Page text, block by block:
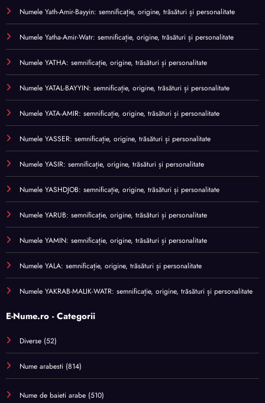
Numele Yath-Amir-Bayyin: semnificație, origine, trăsături și personalitate
Numele Yatha-Amir-Watr: semnificație, origine, trăsături și personalitate
Numele YATHA: semnificație, origine, trăsături și personalitate
Numele YATAL-BAYYIN: semnificație, origine, trăsături și personalitate
Numele YATA-AMIR: semnificație, origine, trăsături și personalitate
Numele YASSER: semnificație, origine, trăsături și personalitate
Numele YASIR: semnificație, origine, trăsături și personalitate
Numele YASHDJOB: semnificație, origine, trăsături și personalitate
Numele YARUB: semnificație, origine, trăsături și personalitate
Numele YAMIN: semnificație, origine, trăsături și personalitate
Numele YALA: semnificație, origine, trăsături și personalitate
Numele YAKRAB-MALIK-WATR: semnificație, origine, trăsături și personalitate
E-Nume.ro - Categorii
Diverse (52)
Nume arabesti (814)
Nume de baieti arabe (510)